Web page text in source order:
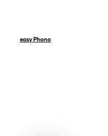
easy Phono